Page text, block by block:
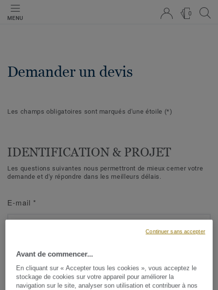
MENU
0
Demander un devis
Les champs obligatoires sont marqués d'une étoile (*)
IDENTIFICATION & PROJET
Les questions suivantes nous permettront de mieux cerner votre
demande et d'y répondre dans les meilleurs délais.
E-mail *
Prénom*
Avant de commencer...
En cliquant sur « Accepter tous les cookies », vous acceptez le
stockage de cookies sur votre appareil pour améliorer la
navigation sur le site, analyser son utilisation et contribuer à nos
Continuer sans accepter